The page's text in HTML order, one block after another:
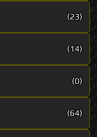
(23)
(14)
(0)
(64)